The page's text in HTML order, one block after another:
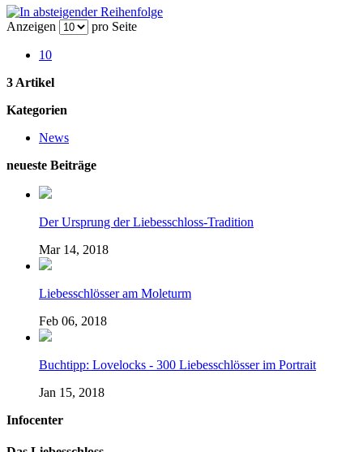
Anzeigen pro Seite
10
3 Artikel
Kategorien
News
neueste Beiträge
Der Ursprung der Liebesschloss-Tradition
Mar 14, 2018
Liebesschlösser am Moleturm
Feb 06, 2018
Buchtipp: Lovelocks - 300 Liebesschlösser im Portrait
Jan 15, 2018
Infocenter